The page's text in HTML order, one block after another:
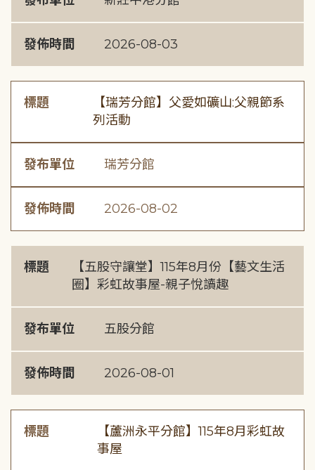
發佈時間 2026-08-03
標題
【瑞芳分館】父愛如礦山:父親節系
列活動
發布單位 瑞芳分館
發佈時間 2026-08-02
標題
【五股守讓堂】115年8月份【藝文生活
圈】彩虹故事屋-親子悅讀趣
發布單位 五股分館
發佈時間 2026-08-01
標題
【蘆洲永平分館】115年8月彩虹故
事屋